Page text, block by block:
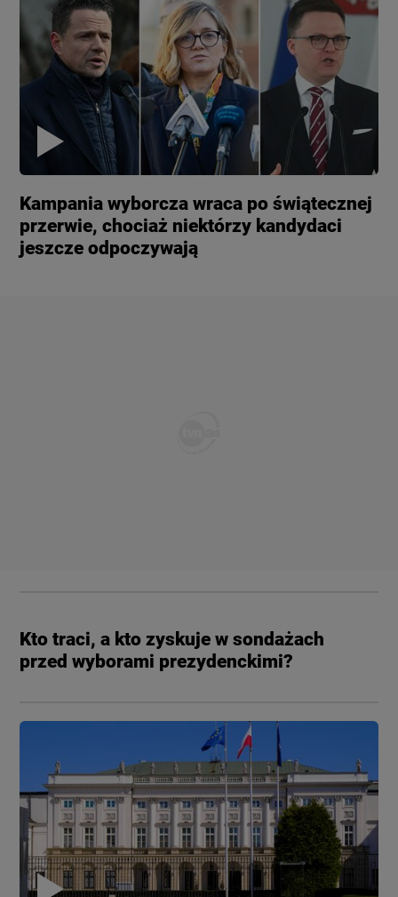
Kampania wyborcza wraca po świątecznej
przerwie, chociaż niektórzy kandydaci
jeszcze odpoczywają
Kto traci, a kto zyskuje w sondażach
przed wyborami prezydenckimi?